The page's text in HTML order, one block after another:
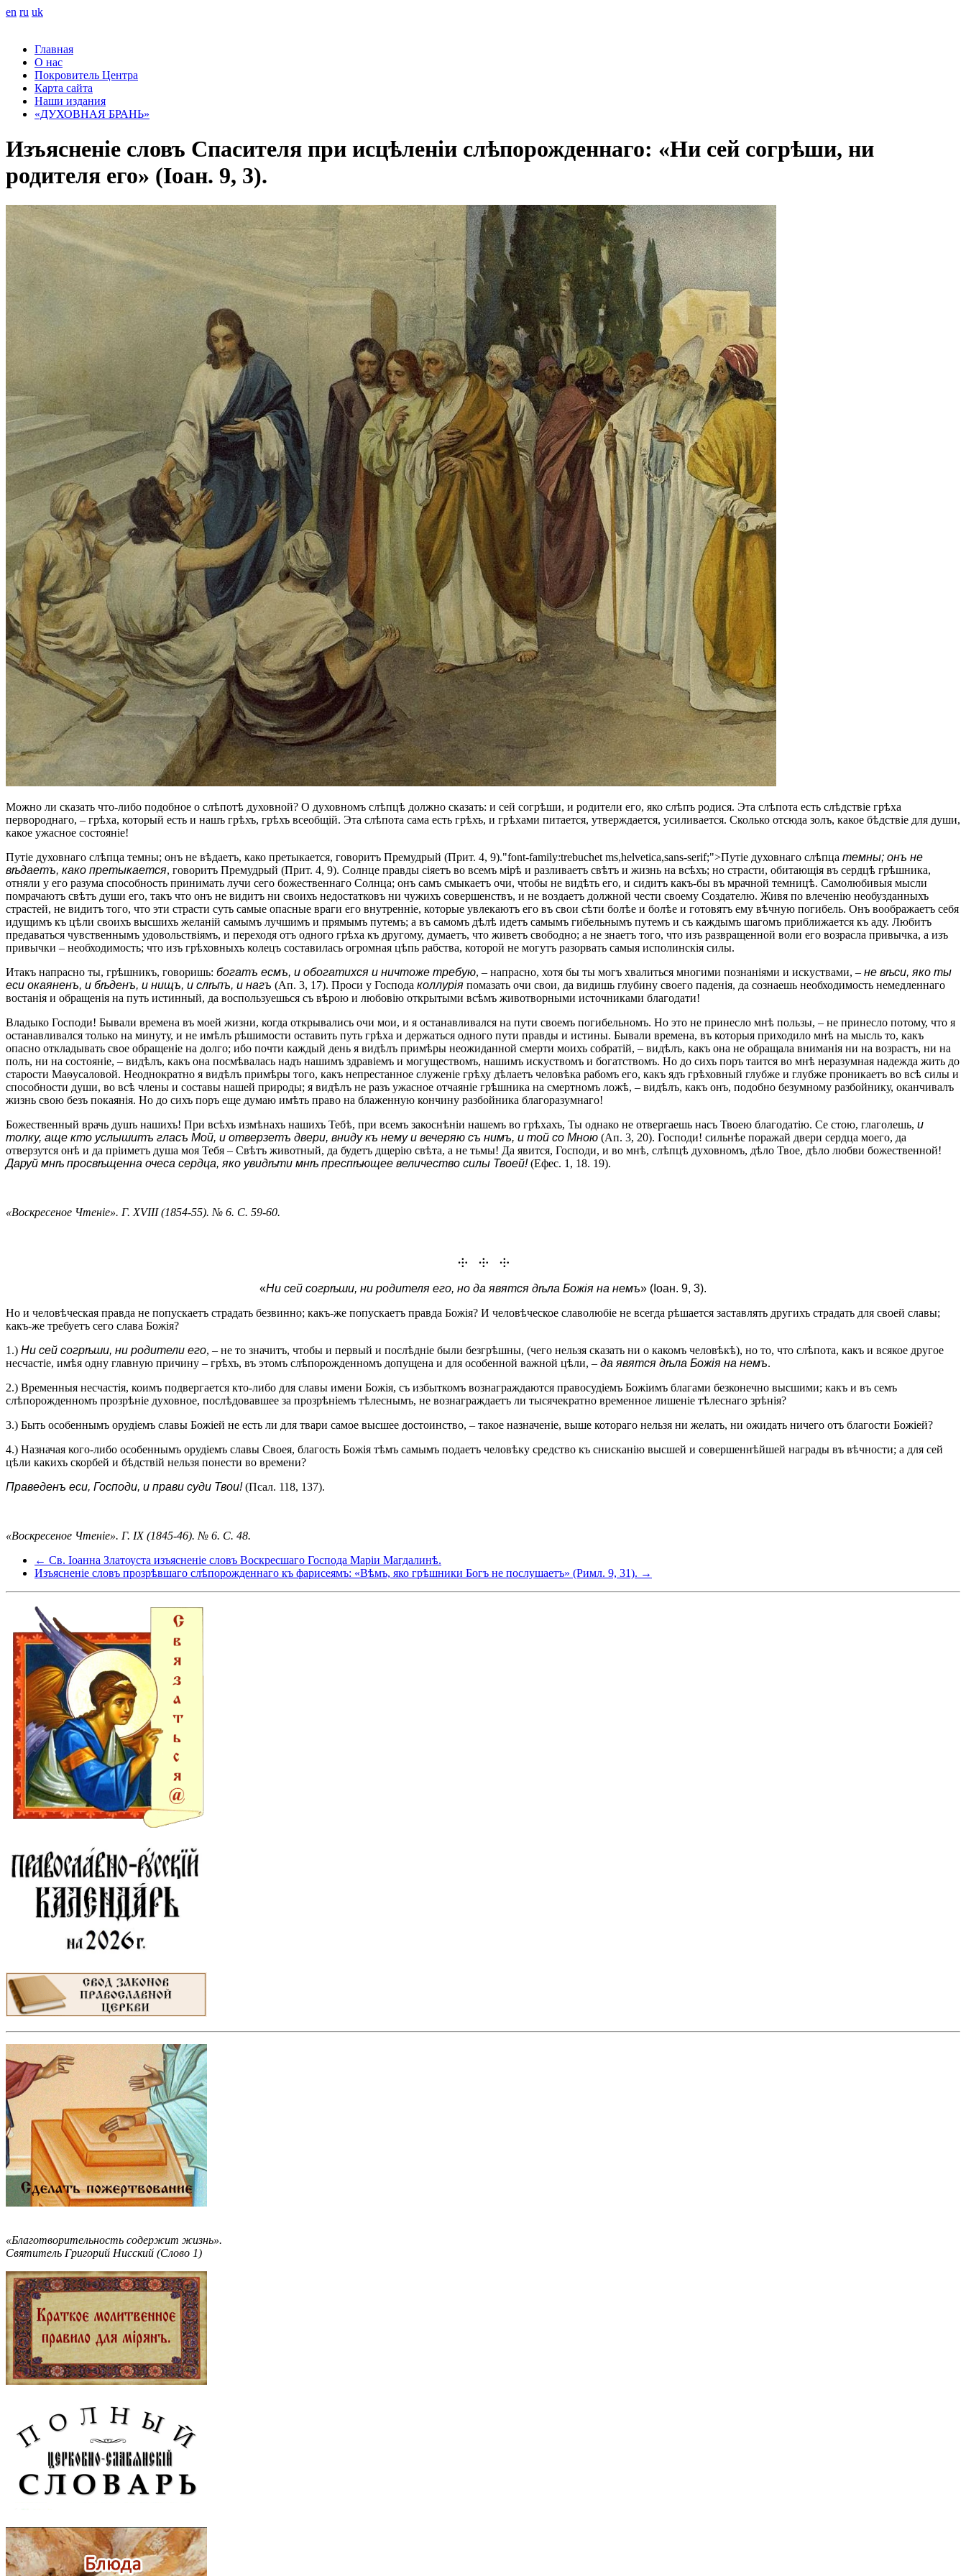
en ru uk
Главная
О нас
Покровитель Центра
Карта сайта
Наши издания
«ДУХОВНАЯ БРАНЬ»
Изъясненіе словъ Спасителя при исцѣленіи слѣпорожденнаго: «Ни сей согрѣши, ни
родителя его» (Іоан. 9, 3).
Можно ли сказать что-либо подобное о слѣпотѣ духовной? О духовномъ слѣпцѣ должно сказать: и сей согрѣши, и родители его, яко слѣпъ родися. Эта слѣпота есть слѣдствіе грѣха
первороднаго, – грѣха, который есть и нашъ грѣхъ, грѣхъ всеобщій. Эта слѣпота сама есть грѣхъ, и грѣхами питается, утверждается, усиливается. Сколько отсюда золъ, какое бѣдствіе для души,
какое ужасное состояніе!
Путіе духовнаго слѣпца темны; онъ не вѣдаетъ, како претыкается, говоритъ Премудрый (Прит. 4, 9)."font-family:trebuchet ms,helvetica,sans-serif;">Путіе духовнаго слѣпца темны; онъ не
вѣдаетъ, како претыкается, говоритъ Премудрый (Прит. 4, 9). Солнце правды сіяетъ во всемъ мірѣ и разливаетъ свѣтъ и жизнь на всѣхъ; но страсти, обитающія въ сердцѣ грѣшника,
отняли у его разума способность принимать лучи сего божественнаго Солнца; онъ самъ смыкаетъ очи, чтобы не видѣть его, и сидитъ какъ-бы въ мрачной темницѣ. Самолюбивыя мысли
помрачаютъ свѣтъ души его, такъ что онъ не видитъ ни своихъ недостатковъ ни чужихъ совершенствъ, и не воздаетъ должной чести своему Создателю. Живя по влеченію необузданныхъ
страстей, не видитъ того, что эти страсти суть самые опасные враги его внутренніе, которые увлекаютъ его въ свои сѣти болѣе и болѣе и готовятъ ему вѣчную погибель. Онъ воображаетъ себя
идущимъ къ цѣли своихъ высшихъ желаній самымъ лучшимъ и прямымъ путемъ; а въ самомъ дѣлѣ идетъ самымъ гибельнымъ путемъ и съ каждымъ шагомъ приближается къ аду. Любитъ
предаваться чувственнымъ удовольствіямъ, и переходя отъ одного грѣха къ другому, думаетъ, что живетъ свободно; а не знаетъ того, что изъ развращенной воли его возрасла привычка, а изъ
привычки – необходимость; что изъ грѣховныхъ колецъ составилась огромная цѣпь рабства, которой не могутъ разорвать самыя исполинскія силы.
Итакъ напрасно ты, грѣшникъ, говоришь: богатъ есмъ, и обогатихся и ничтоже требую, – напрасно, хотя бы ты могъ хвалиться многими познаніями и искуствами, – не вѣси, яко ты
eси окаяненъ, и бѣденъ, и нищъ, и слѣпъ, и нагъ (Ап. 3, 17). Проси у Господа коллурія помазать очи свои, да видишь глубину своего паденія, да сознаешь необходимость немедленнаго
востанія и обращенія на путь истинный, да воспользуешься съ вѣрою и любовію открытыми всѣмъ животворными источниками благодати!
Владыко Господи! Бывали времена въ моей жизни, когда открывались очи мои, и я останавливался на пути своемъ погибельномъ. Но это не принесло мнѣ пользы, – не принесло потому, что я
останавливался только на минуту, и не имѣлъ рѣшимости оставить путь грѣха и держаться одного пути правды и истины. Бывали времена, въ которыя приходило мнѣ на мысль то, какъ
опасно откладывать свое обращеніе на долго; ибо почти каждый день я видѣлъ примѣры неожиданной смерти моихъ собратій, – видѣлъ, какъ она не обращала вниманія ни на возрастъ, ни на
полъ, ни на состояніе, – видѣлъ, какъ она посмѣвалась надъ нашимъ здравіемъ и могуществомъ, нашимъ искуствомъ и богатствомъ. Но до сихъ поръ таится во мнѣ неразумная надежда жить до
старости Маѳусаловой. Неоднократно я видѣлъ примѣры того, какъ непрестанное служеніе грѣху дѣлаетъ человѣка рабомъ его, какъ ядъ грѣховный глубже и глубже проникаетъ во всѣ силы и
способности души, во всѣ члены и составы нашей природы; я видѣлъ не разъ ужасное отчаяніе грѣшника на смертномъ ложѣ, – видѣлъ, какъ онъ, подобно безумному разбойнику, оканчивалъ
жизнь свою безъ покаянія. Но до сихъ поръ еще думаю имѣть право на блаженную кончину разбойника благоразумнаго!
Божественный врачь душъ нашихъ! При всѣхъ измѣнахъ нашихъ Тебѣ, при всемъ закоснѣніи нашемъ во грѣхахъ, Ты однако не отвергаешь насъ Твоею благодатію. Се стою, глаголешь, и
толку, аще кто услышитъ гласъ Мой, и отверзетъ двери, вниду къ нему и вечеряю съ нимъ, и той со Мною (Ап. 3, 20). Господи! сильнѣе поражай двери сердца моего, да
отверзутся онѣ и да пріиметъ душа моя Тебя – Свѣтъ животный, да будетъ дщерію свѣта, а не тьмы! Да явится, Господи, и во мнѣ, слѣпцѣ духовномъ, дѣло Твое, дѣло любви божественной!
Даруй мнѣ просвѣщенна очеса сердца, яко увидѣти мнѣ преспѣющее величество силы Твоей!(Ефес. 1, 18. 19).
«Воскресеное Чтеніе». Г. XVIII (1854-55). № 6. С. 59-60.
⸭ ⸭ ⸭
«Ни сей согрѣши, ни родителя его, но да явятся дѣла Божія на немъ» (Іоан. 9, 3).
Но и человѣческая правда не попускаетъ страдать безвинно; какъ-же попускаетъ правда Божія? И человѣческое славолюбіе не всегда рѣшается заставлять другихъ страдать для своей славы;
какъ-же требуетъ сего слава Божія?
1.) Ни сей согрѣши, ни родители его, – не то значитъ, чтобы и первый и послѣдніе были безгрѣшны, (чего нельзя сказать ни о какомъ человѣкѣ), но то, что слѣпота, какъ и всякое другое
несчастіе, имѣя одну главную причину – грѣхъ, въ этомъ слѣпорожденномъ допущена и для особенной важной цѣли, – да явятся дѣла Божія на немъ.
2.) Временныя несчастія, коимъ подвергается кто-либо для славы имени Божія, съ избыткомъ вознаграждаются правосудіемъ Божіимъ благами безконечно высшими; какъ и въ семъ
слѣпорожденномъ прозрѣніе духовное, послѣдовавшее за прозрѣніемъ тѣлеснымъ, не вознаграждаетъ ли тысячекратно временное лишеніе тѣлеснаго зрѣнія?
3.) Быть особеннымъ орудіемъ славы Божіей не есть ли для твари самое высшее достоинство, – такое назначеніе, выше котораго нельзя ни желать, ни ожидать ничего отъ благости Божіей?
4.) Назначая кого-либо особеннымъ орудіемъ славы Своея, благость Божія тѣмъ самымъ подаетъ человѣку средство къ снисканію высшей и совершеннѣйшей награды въ вѣчности; а для сей
цѣли какихъ скорбей и бѣдствій нельзя понести во времени?
Праведенъ еси, Господи, и прави суди Твои!(Псал. 118, 137).
«Воскресеное Чтеніе». Г. IX (1845-46). № 6. С. 48.
← Cв. Іоанна Златоуста изъясненіе словъ Воскресшаго Господа Маріи Магдалинѣ.
Изъясненіе словъ прозрѣвшаго слѣпорожденнаго къ фарисеямъ: «Вѣмъ, яко грѣшники Богъ не послушаетъ» (Римл. 9, 31). →
«Благотворительность содержит жизнь».
Святитель Григорий Нисский (Слово 1)